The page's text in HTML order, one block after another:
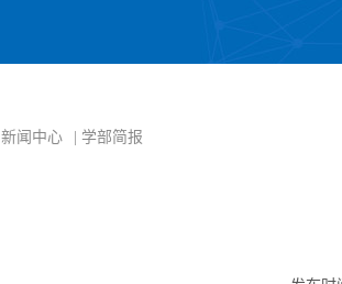
新闻中心 | 学部简报